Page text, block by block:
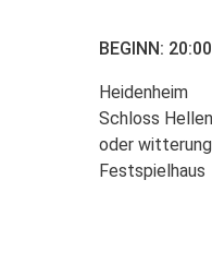
BEGINN: 20:00
Heidenheim
Schloss
oder
Festspielhaus